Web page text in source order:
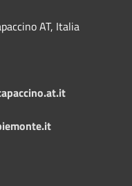
AT, Italia